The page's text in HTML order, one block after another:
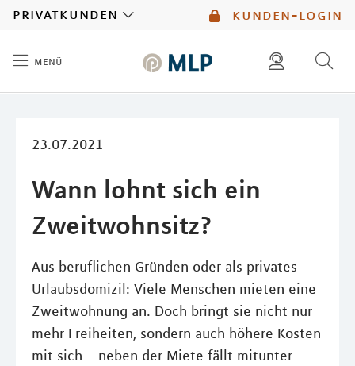
kunden-login
privatkunden
menü
23.07.2021
Wann lohnt sich ein
Zweitwohnsitz?
Aus beruflichen Gründen oder als privates
Urlaubsdomizil: Viele Menschen mieten eine
Zweitwohnung an. Doch bringt sie nicht nur
mehr Freiheiten, sondern auch höhere Kosten
mit sich – neben der Miete fällt mitunter